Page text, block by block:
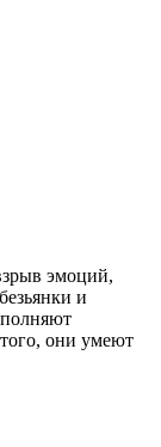
эмоций,
и
они умеют